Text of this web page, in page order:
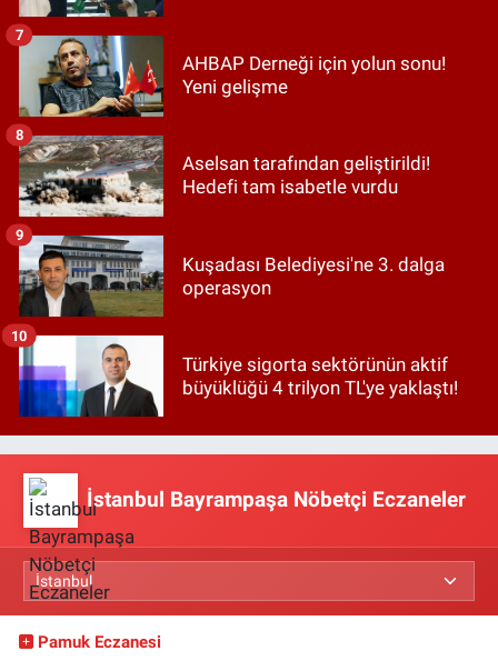
AHBAP Derneği için yolun sonu!
Yeni gelişme
7
Aselsan tarafından geliştirildi!
Hedefi tam isabetle vurdu
8
Kuşadası Belediyesi'ne 3. dalga
operasyon
9
Türkiye sigorta sektörünün aktif
büyüklüğü 4 trilyon TL'ye yaklaştı!
10
İstanbul Bayrampaşa Nöbetçi Eczaneler
Pamuk Eczanesi